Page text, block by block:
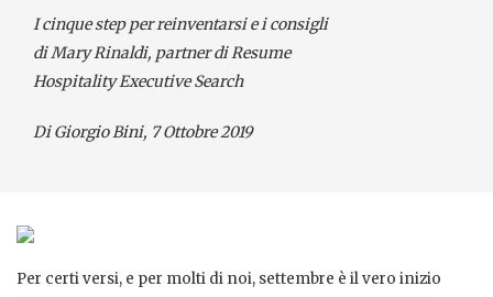
I cinque step per reinventarsi e i consigli
di Mary Rinaldi, partner di Resume
Hospitality Executive Search
Di Giorgio Bini, 7 Ottobre 2019
Per certi versi, e per molti di noi, settembre è il vero inizio